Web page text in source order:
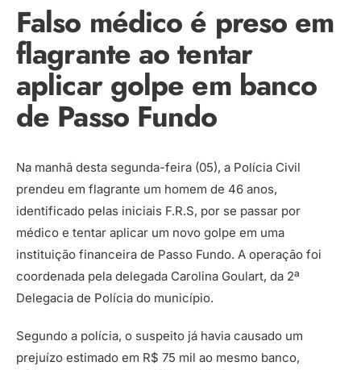
Falso médico é preso em
flagrante ao tentar
aplicar golpe em banco
de Passo Fundo
Na manhã desta segunda-feira (05), a Polícia Civil
prendeu em flagrante um homem de 46 anos,
identificado pelas iniciais F.R.S, por se passar por
médico e tentar aplicar um novo golpe em uma
instituição financeira de Passo Fundo. A operação foi
coordenada pela delegada Carolina Goulart, da 2ª
Delegacia de Polícia do município.
Segundo a polícia, o suspeito já havia causado um
prejuízo estimado em R$ 75 mil ao mesmo banco,